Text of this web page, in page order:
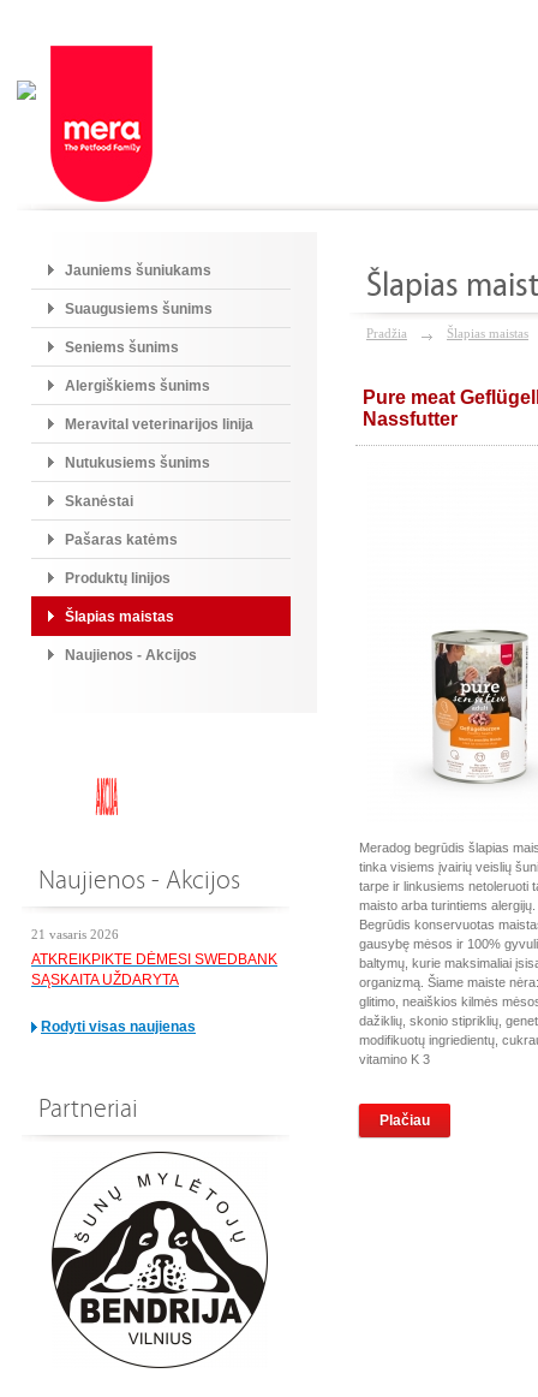
Šlapias
Pradžia Šlapias maistas
Pure meat
Nassfutter
Meradog begrūdis šlapias
tinka visiems įvairių veislių
tarpe ir linkusiems netoleruoti
maisto arba turintiems alergijų.
Begrūdis konservuotas
gausybę mėsos ir 100%
baltymų, kurie maksimaliai
organizmą. Šiame maiste
glitimo, neaiškios kilmės
dažiklių, skonio stipriklių,
modifikuotų ingriedientų,
vitamino K 3
Plačiau
Jauniems šuniukams
Suaugusiems šunims
Seniems šunims
Alergiškiems šunims
Meravital veterinarijos linija
Nutukusiems šunims
Skanėstai
Pašaras katėms
Produktų linijos
Šlapias maistas
Naujienos - Akcijos
Naujienos - Akcijos
21 vasaris 2026
ATKREIKPIKTE DĖMESI SWEDBANK
SĄSKAITA UŽDARYTA
Rodyti visas naujienas
Partneriai